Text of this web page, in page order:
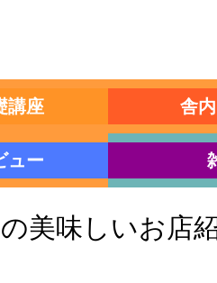
講座 舎
ュー
美味しいお店